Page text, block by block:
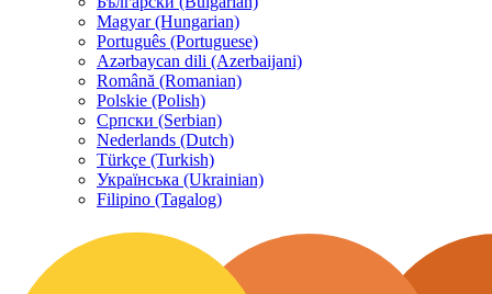
Magyar (Hungarian)
Português (Portuguese)
Azərbaycan dili (Azerbaijani)
Română (Romanian)
Polskie (Polish)
Српски (Serbian)
Nederlands (Dutch)
Türkçe (Turkish)
Українська (Ukrainian)
Filipino (Tagalog)